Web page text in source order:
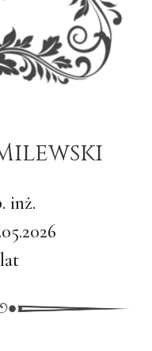
inż.